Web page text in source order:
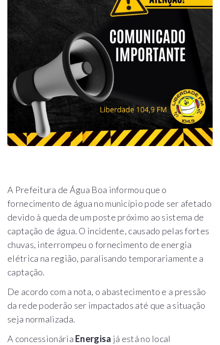
A Prefeitura de Água Boa informou que o
fornecimento de água no município pode ser afetado
devido à queda de um poste próximo ao sistema de
captação de água. O incidente, causado pelas fortes
chuvas, interrompeu o fornecimento de energia
elétrica na região, paralisando temporariamente a
captação.
De acordo com a nota, o abastecimento e a pressão
da rede poderão ser impactados até que a situação
seja normalizada.
A concessionária Energisa já está no local